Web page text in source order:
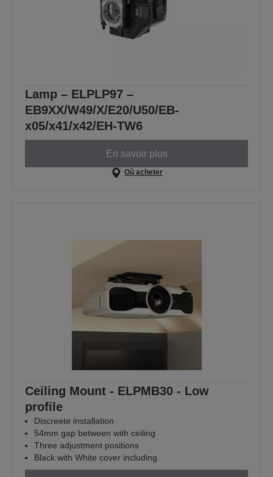
Lamp – ELPLP97 –
EB9XX/W49/X/E20/U50/EB-
x05/x41/x42/EH-TW6
En savoir plus
Où acheter
Ceiling Mount - ELPMB30 - Low
profile
Discreete installation
54mm gap between with ceiling
Three adjustment positions
Black with White cover including